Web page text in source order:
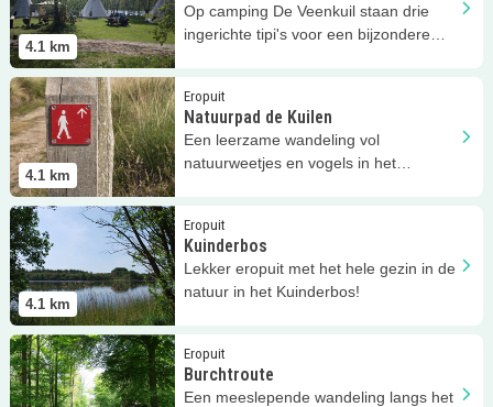
4.1 km
Op camping De Veenkuil staan drie
ingerichte tipi's voor een bijzondere
4.1 km
Eropuit
Natuurpad de Kuilen
Een leerzame wandeling vol
natuurweetjes en vogels in het
Lees meer Natuurpad de Kuilen
4.1 km
Eropuit
Kuinderbos
Lekker eropuit met het hele gezin in de
natuur in het Kuinderbos!
Lees meer Kuinderbos
Eropuit
Burchtroute
Een meeslepende wandeling langs het
Lees meer Burchtroute